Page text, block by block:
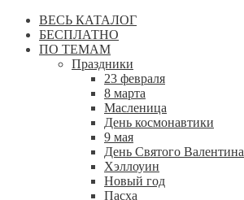
ВЕСЬ КАТАЛОГ
БЕСПЛАТНО
ПО ТЕМАМ
Праздники
23 февраля
8 марта
Масленица
День космонавтики
9 мая
День Святого Валентина
Хэллоуин
Новый год
Пасха